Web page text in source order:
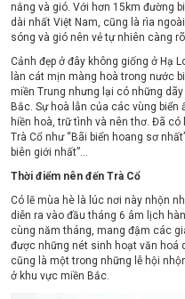
nắng và gió. Với hơn 15km đường
dài nhất Việt Nam, cũng là rìa
sóng và gió nên vẻ tự nhiên càng
Cảnh đẹp ở đây không giống ở Hạ
làn cát mịn màng hoà trong nước
miền Trung nhưng lại có những
Bắc. Sự hoà lẫn của các vùng biển
hiền hoà, trữ tình và nên thơ. Đã
Trà Cổ như “Bãi biển hoang sơ
biên giới nhất”…
Thời điểm nên đến Trà Cổ
Có lẽ mùa hè là lúc nơi này nhộn
diễn ra vào đầu tháng 6 âm lịch
cùng năm tháng, mang đậm các
được những nét sinh hoạt văn hoá
cũng là một trong những lễ hội
ở khu vực miền Bắc.